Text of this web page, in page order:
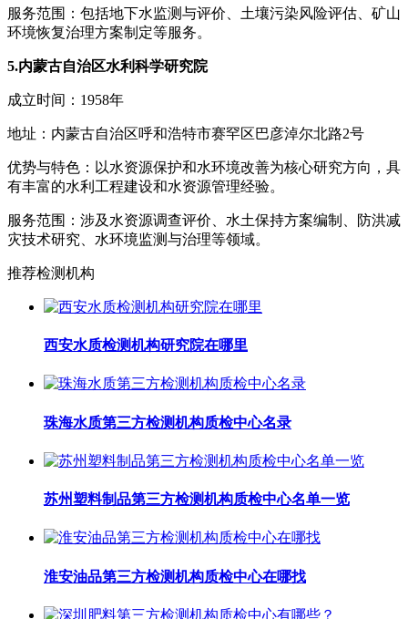
服务范围：包括地下水监测与评价、土壤污染风险评估、矿山
环境恢复治理方案制定等服务。
5.内蒙古自治区水利科学研究院
成立时间：1958年
地址：内蒙古自治区呼和浩特市赛罕区巴彦淖尔北路2号
优势与特色：以水资源保护和水环境改善为核心研究方向，具
有丰富的水利工程建设和水资源管理经验。
服务范围：涉及水资源调查评价、水土保持方案编制、防洪减
灾技术研究、水环境监测与治理等领域。
推荐检测机构
西安水质检测机构研究院在哪里
珠海水质第三方检测机构质检中心名录
苏州塑料制品第三方检测机构质检中心名单一览
淮安油品第三方检测机构质检中心在哪找